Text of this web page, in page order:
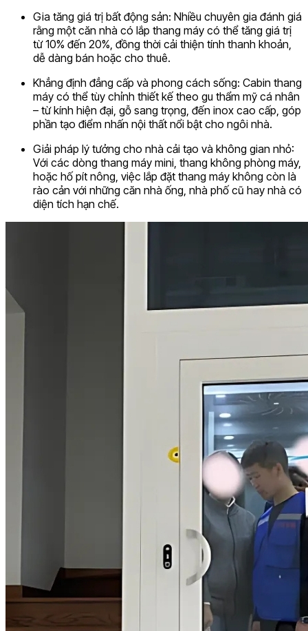
Gia tăng giá trị bất động sản: Nhiều chuyên gia đánh giá
rằng một căn nhà có lắp thang máy có thể tăng giá trị
từ 10% đến 20%, đồng thời cải thiện tính thanh khoản,
dễ dàng bán hoặc cho thuê.
Khẳng định đẳng cấp và phong cách sống: Cabin thang
máy có thể tùy chỉnh thiết kế theo gu thẩm mỹ cá nhân
– từ kính hiện đại, gỗ sang trọng, đến inox cao cấp, góp
phần tạo điểm nhấn nội thất nổi bật cho ngôi nhà.
Giải pháp lý tưởng cho nhà cải tạo và không gian nhỏ:
Với các dòng thang máy mini, thang không phòng máy,
hoặc hố pít nông, việc lắp đặt thang máy không còn là
rào cản với những căn nhà ống, nhà phố cũ hay nhà có
diện tích hạn chế.